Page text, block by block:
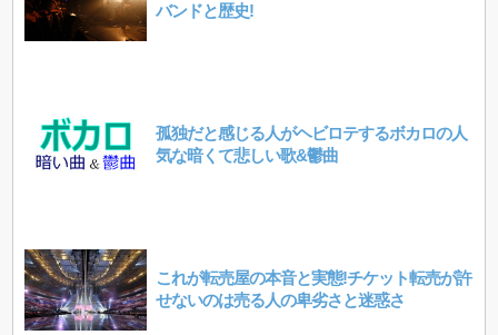
バンドと歴史!
孤独だと感じる人がヘビロテするボカロの人
気な暗くて悲しい歌&鬱曲
これが転売屋の本音と実態!チケット転売が許
せないのは売る人の卑劣さと迷惑さ